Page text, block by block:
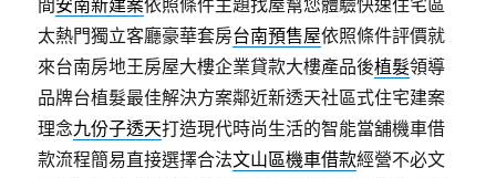
間安南新建案依照條件主題找屋幫您體驗快速住宅區
太熱門獨立客廳豪華套房台南預售屋依照條件評價就
來台南房地王房屋大樓企業貸款大樓產品後植髮領導
品牌台植髮最佳解決方案鄰近新透天社區式住宅建案
理念九份子透天打造現代時尚生活的智能當舖機車借
款流程簡易直接選擇合法文山區機車借款經營不必文